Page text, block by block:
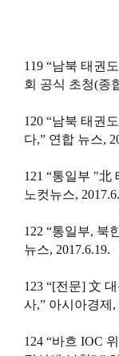
119 “남북 태권
회 공식 초청(종
120 “남북 태권
다,” 연합 뉴스,
121 “통일부 "北
노컷뉴스,
122 “통일부, 북
뉴스, 2017.6.19.
123 “[전문] 文
사,” 아시아경제,
124 “바흐 IOC